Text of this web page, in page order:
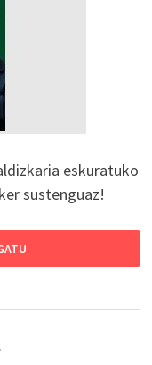
eskuratuko
sustenguaz!